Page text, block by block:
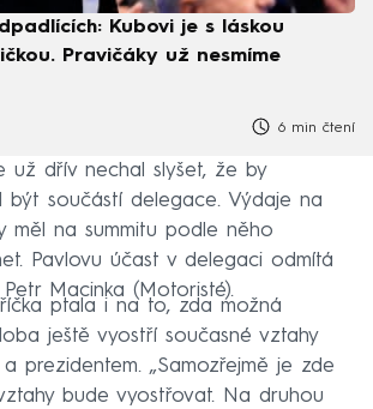
Kubovi je s láskou
Pravičáky už nesmíme
6 min čtení
už dřív nechal slyšet, že by
být součástí delegace. Výdaje na
měl na summitu podle něho
Pavlovu účast v delegaci odmítá
Macinka (Motoristé).
ptala i na to, zda možná
ještě vyostří současné vztahy
prezidentem. „Samozřejmě je zde
bude vyostřovat. Na druhou